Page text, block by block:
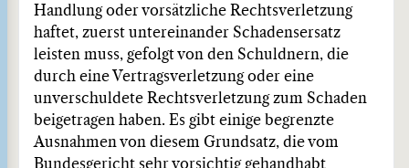
Handlung oder vorsätzliche Rechtsverletzung
haftet, zuerst untereinander Schadensersatz
leisten muss, gefolgt von den Schuldnern, die
durch eine Vertragsverletzung oder eine
unverschuldete Rechtsverletzung zum Schaden
beigetragen haben. Es gibt einige begrenzte
Ausnahmen von diesem Grundsatz, die vom
Bundesgericht sehr vorsichtig gehandhabt